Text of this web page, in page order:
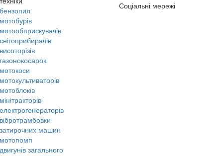
машин
загального
Соціальні мережі